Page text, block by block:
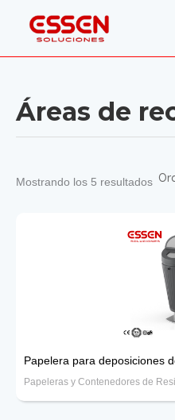
Áreas de
Mostrando los 5 resultados
Papelera para deposiciones
Papeleras y Contenedores de